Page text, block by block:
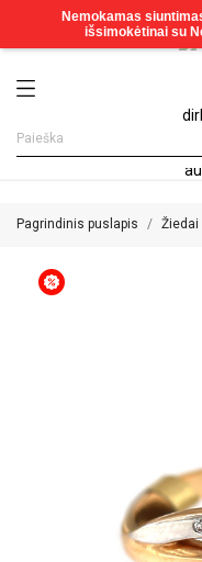
Pagrindinis puslapis Žiedai